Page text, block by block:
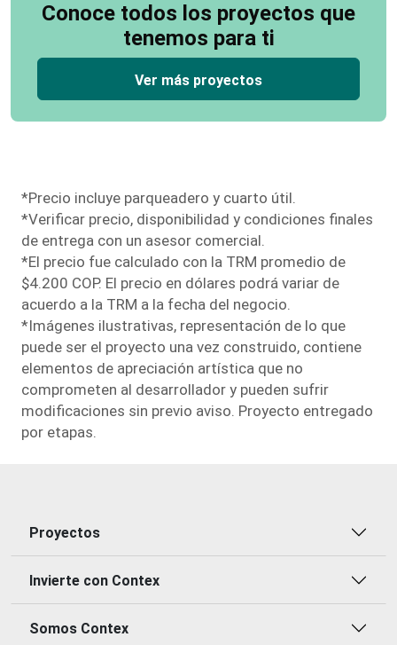
Conoce todos los proyectos que
tenemos para ti
Ver más proyectos
*Precio incluye parqueadero y cuarto útil.
*Verificar precio, disponibilidad y condiciones finales
de entrega con un asesor comercial.
*El precio fue calculado con la TRM promedio de
$4.200 COP. El precio en dólares podrá variar de
acuerdo a la TRM a la fecha del negocio.
*Imágenes ilustrativas, representación de lo que
puede ser el proyecto una vez construido, contiene
elementos de apreciación artística que no
comprometen al desarrollador y pueden sufrir
modiﬁcaciones sin previo aviso. Proyecto entregado
por etapas.
Proyectos
Invierte con Contex
Somos Contex